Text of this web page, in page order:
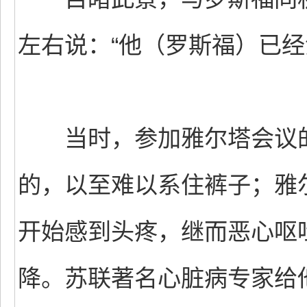
左右说：“他（罗斯福）已
当时，参加雅尔塔会议
的，以至难以系住裤子；
开始感到头疼，继而恶心
降。苏联著名心脏病专家